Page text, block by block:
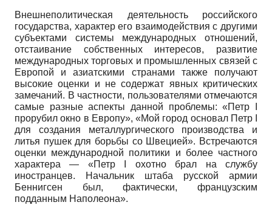
Внешнеполитическая деятельность российского
государства, характер его взаимодействия с другими
субъектами системы международных отношений,
отстаивание собственных интересов, развитие
международных торговых и промышленных связей с
Европой и азиатскими странами также получают
высокие оценки и не содержат явных критических
замечаний. В частности, пользователями отмечаются
самые разные аспекты данной проблемы: «Петр
прорубил окно в Европу», «Мой город основал Петр
для создания металлургического производства и
литья пушек для борьбы со Швецией». Встречаются
оценки международной политики и более частного
характера — «Петр
охотно брал на службу
иностранцев. Начальник штаба русской армии
Беннигсен был, фактически, французским
подданным Наполеона».